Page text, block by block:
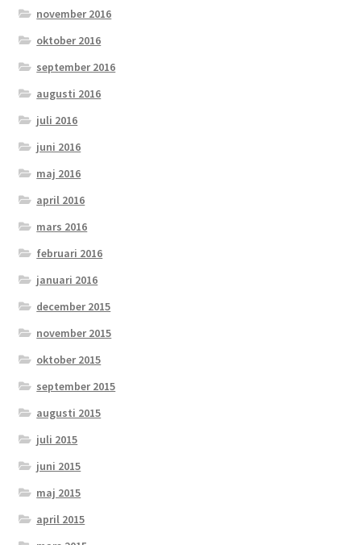
november 2016
oktober 2016
september 2016
augusti 2016
juli 2016
juni 2016
maj 2016
april 2016
mars 2016
februari 2016
januari 2016
december 2015
november 2015
oktober 2015
september 2015
augusti 2015
juli 2015
juni 2015
maj 2015
april 2015